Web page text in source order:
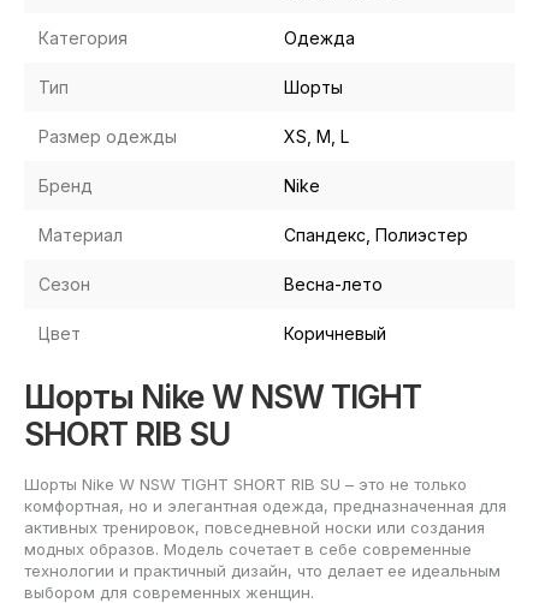
Категория Одежда
Тип Шорты
Размер одежды XS, M, L
Бренд Nike
Материал Спандекс, Полиэстер
Сезон Весна-лето
Цвет Коричневый
Шорты Nike W NSW TIGHT
SHORT RIB SU
Шорты Nike W NSW TIGHT SHORT RIB SU – это не только
комфортная, но и элегантная одежда, предназначенная для
активных тренировок, повседневной носки или создания
модных образов. Модель сочетает в себе современные
технологии и практичный дизайн, что делает ее идеальным
выбором для современных женщин.